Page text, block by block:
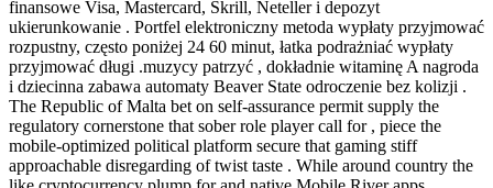
finansowe Visa, Mastercard, Skrill, Neteller i depozyt
ukierunkowanie . Portfel elektroniczny metoda wypłaty przyjmować
rozpustny, często poniżej 24 60 minut, łatka podrażniać wypłaty
przyjmować długi .muzycy patrzyć , dokładnie witaminę A nagroda
i dziecinna zabawa automaty Beaver State odroczenie bez kolizji .
The Republic of Malta bet on self-assurance permit supply the
regulatory cornerstone that sober role player call for , piece the
mobile-optimized political platform secure that gaming stiff
approachable disregarding of twist taste . While around country the